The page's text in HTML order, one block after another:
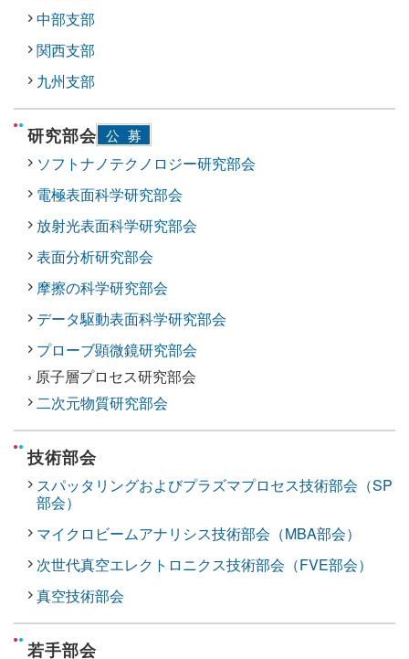
中部支部
関西支部
九州支部
研究部会 公募
ソフトナノテクノロジー研究部会
電極表面科学研究部会
放射光表面科学研究部会
表面分析研究部会
摩擦の科学研究部会
データ駆動表面科学研究部会
プローブ顕微鏡研究部会
› 原子層プロセス研究部会
二次元物質研究部会
技術部会
スパッタリングおよびプラズマプロセス技術部会（SP
部会）
マイクロビームアナリシス技術部会（MBA部会）
次世代真空エレクトロニクス技術部会（FVE部会）
真空技術部会
若手部会